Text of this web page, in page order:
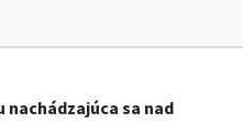
sa nad